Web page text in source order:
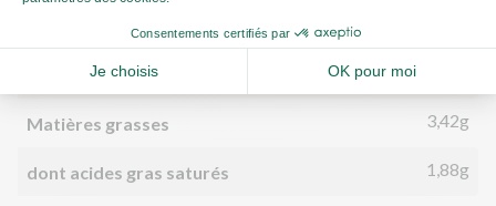
Énergie (kCal) 82kCal
Matières grasses 3,42g
dont acides gras saturés 1,88g